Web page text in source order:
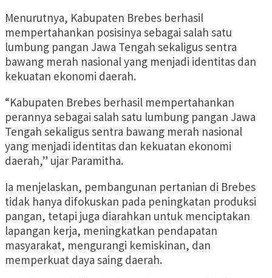
Menurutnya, Kabupaten Brebes berhasil
mempertahankan posisinya sebagai salah satu
lumbung pangan Jawa Tengah sekaligus sentra
bawang merah nasional yang menjadi identitas dan
kekuatan ekonomi daerah.
“Kabupaten Brebes berhasil mempertahankan
perannya sebagai salah satu lumbung pangan Jawa
Tengah sekaligus sentra bawang merah nasional
yang menjadi identitas dan kekuatan ekonomi
daerah,” ujar Paramitha.
Ia menjelaskan, pembangunan pertanian di Brebes
tidak hanya difokuskan pada peningkatan produksi
pangan, tetapi juga diarahkan untuk menciptakan
lapangan kerja, meningkatkan pendapatan
masyarakat, mengurangi kemiskinan, dan
memperkuat daya saing daerah.